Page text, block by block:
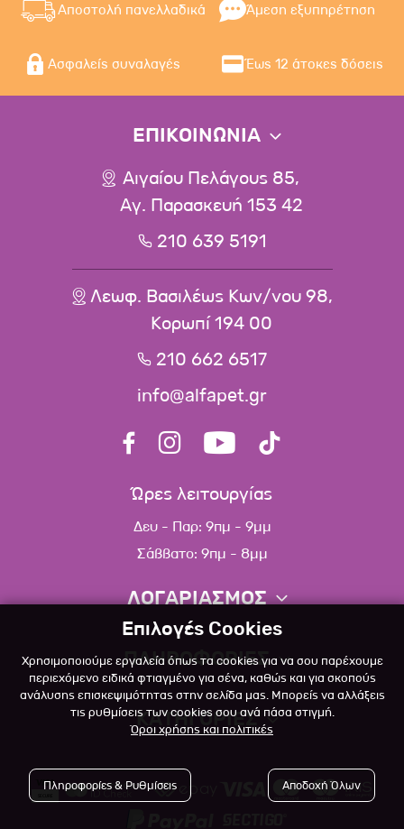
Αποστολή πανελλαδικά Άμεση εξυπηρέτηση
Ασφαλείς συναλαγές Έως 12 άτοκες δόσεις
ΕΠΙΚΟΙΝΩΝΙΑ
Αιγαίου Πελάγους 85,
Αγ. Παρασκευή 153 42
210 639 5191
Λεωφ. Βασιλέως Κων/νου 98,
Κορωπί 194 00
210 662 6517
info@alfapet.gr
Ώρες λειτουργίας
Δευ - Παρ: 9πμ - 9μμ
Σάββατο: 9πμ - 8μμ
ΛΟΓΑΡΙΑΣΜΟΣ
Πληροφορίες λογαριασμού
Λίστα αγαπημένων
Πολιτική επιστροφών
ΠΛΗΡΟΦΟΡΙΕΣ
Σχετικά
Επικοινωνία
Blog
Όροι Χρήσης
ΚΑΤΗΓΟΡΙΕΣ
Επιλογές Cookies
Χρησιμοποιούμε εργαλεία όπως τα cookies για να σου παρέχουμε
περιεχόμενο ειδικά φτιαγμένο για σένα, καθώς και για σκοπούς
ανάλυσης επισκεψιμότητας στην σελίδα μας. Μπορείς να αλλάξεις
τις ρυθμίσεις των cookies σου ανά πάσα στιγμή.
Όροι χρήσης και πολιτικές
Πληροφορίες & Ρυθμίσεις Αποδοχή Όλων